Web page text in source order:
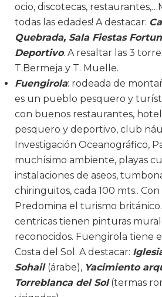
ocio, discotecas,
todas las edades! A destacar:
Quebrada, Sala Fiestas
Deportivo. A resaltar las 3
T.Bermeja y T. Muelle.
Fuengirola: rodeada de
es un pueblo pesquero y
con buenos restaurantes,
pesquero y deportivo, club
Investigación Oceanográfico,
muchísimo ambiente, playas
instalaciones de aseos,
chiringuitos, cada 100 mts..
Predomina el turismo
centricas tienen pinturas
reconocidos. Fuengirola tiene
Costa del Sol. A destacar:
Sohail (árabe), Yacimiento
Torreblanca del Sol(termas